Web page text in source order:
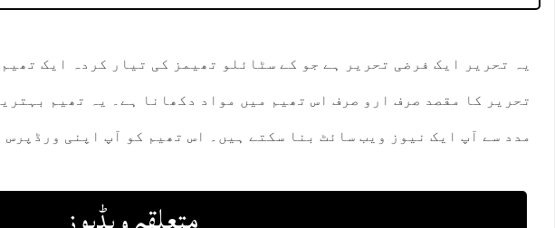
یہ تحریر ایک فرضی تحریر ہے جو کے سٹائلو تھیمز کی تیار کردہ ایک
تحریر کا مقصد صرف ارو صرف اس تھیم میں مواد دکھانا ہے۔ یہ تھیم
مدد سے آپ ایک نیوز ویب سائٹ بنا سکتے ہیں۔ اس تھیم کو آپ اپنی ورڈپرس